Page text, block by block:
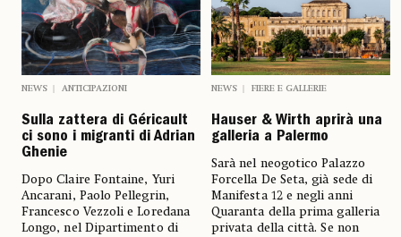
NEWS ANTICIPAZIONI
Sulla zattera di Géricault
ci sono i migranti di Adrian
Ghenie
Dopo Claire Fontaine, Yuri
Ancarani, Paolo Pellegrin,
Francesco Vezzoli e Loredana
Longo, nel Dipartimento di
NEWS FIERE E GALLERIE
Hauser & Wirth aprirà una
galleria a Palermo
Sarà nel neogotico Palazzo
Forcella De Seta, già sede di
Manifesta 12 e negli anni
Quaranta della prima galleria
privata della città. Se non